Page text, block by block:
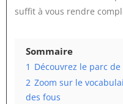
suffit à vous rendre
Sommaire
1 Découvrez le parc
2 Zoom sur le
des fous